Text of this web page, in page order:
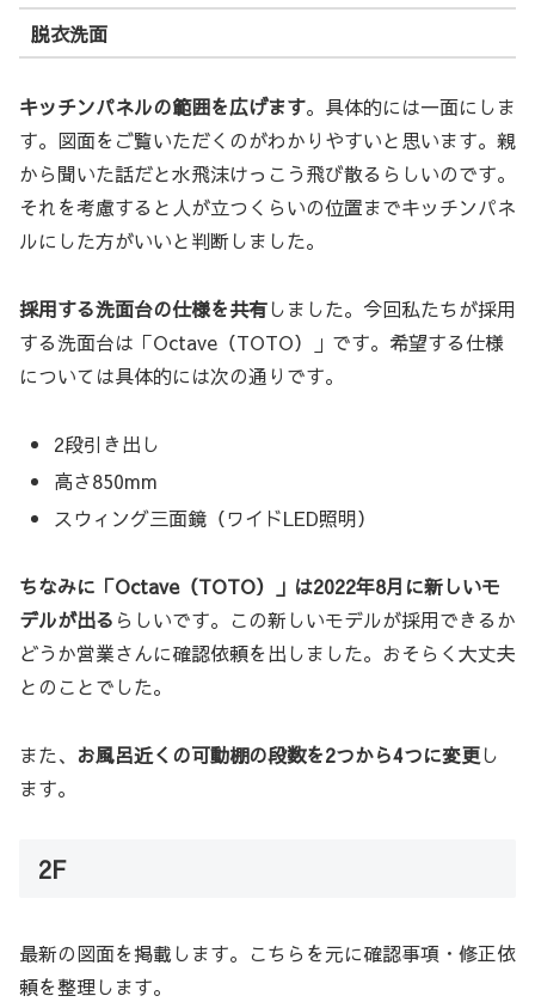
脱衣洗面
キッチンパネルの範囲を広げます。具体的には一面にしま
す。図面をご覧いただくのがわかりやすいと思います。親
から聞いた話だと水飛沫けっこう飛び散るらしいのです。
それを考慮すると人が立つくらいの位置までキッチンパネ
ルにした方がいいと判断しました。
採用する洗面台の仕様を共有しました。今回私たちが採用
する洗面台は「Octave（TOTO）」です。希望する仕様
については具体的には次の通りです。
2段引き出し
高さ850mm
スウィング三面鏡（ワイドLED照明）
ちなみに「Octave（TOTO）」は2022年8月に新しいモ
デルが出る らしいです。この新しいモデルが採用できるか
どうか営業さんに確認依頼を出しました。おそらく大丈夫
とのことでした。
また、 お風呂近くの可動棚の段数を2つから4つに変更し
ます。
2F
最新の図面を掲載します。こちらを元に確認事項・修正依
頼を整理します。